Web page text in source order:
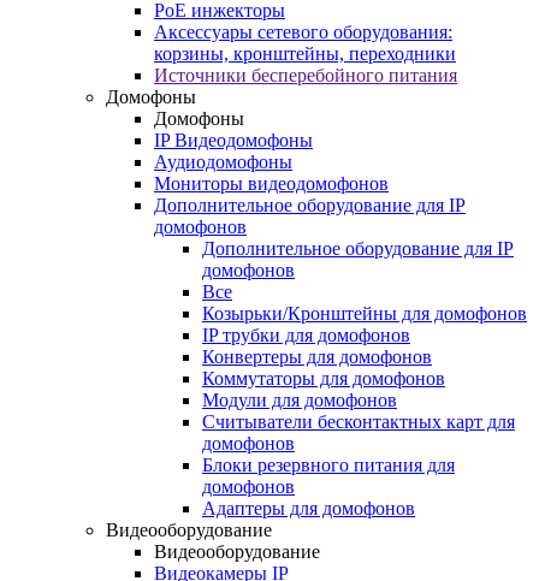
PoE инжекторы
Аксессуары сетевого оборудования:
корзины, кронштейны, переходники
Источники бесперебойного питания
Домофоны
Домофоны
IP Видеодомофоны
Аудиодомофоны
Мониторы видеодомофонов
Дополнительное оборудование для IP
домофонов
Дополнительное оборудование для IP
домофонов
Все
Козырьки/Кронштейны для домофонов
IP трубки для домофонов
Конвертеры для домофонов
Коммутаторы для домофонов
Модули для домофонов
Считыватели бесконтактных карт для
домофонов
Блоки резервного питания для
домофонов
Адаптеры для домофонов
Видеооборудование
Видеооборудование
Видеокамеры IP